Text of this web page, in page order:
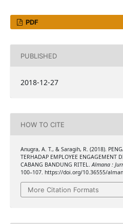
PDF
PUBLISHED
2018-12-27
HOW TO CITE
Anugra, A. T., & Saragih, R. (2018).
TERHADAP EMPLOYEE ENGAGEMENT
CABANG BANDUNG RITEL.Almana :
100–107. https://doi.org/10.36555/
More Citation Formats